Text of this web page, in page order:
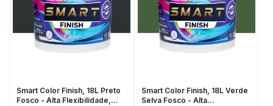
Smart Color Finish, 18L Preto
Fosco - Alta Flexibilidade,
Smart Color Finish, 18L Verde
Selva Fosco - Alta